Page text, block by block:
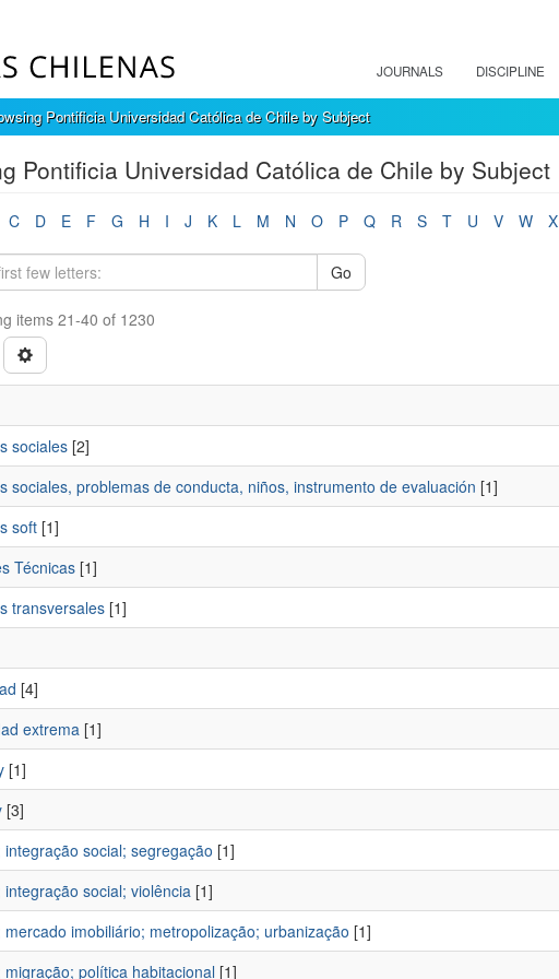
JOURNALS DISCIPLINE
Pontificia Universidad Católica de Chile by Subject
Pontificia Universidad Católica de Chile by Subject
C D E F G H I J K L M N O P Q R S T U V W X
Go
items 21-40 of 1230
sociales[2]
sociales, problemas de conducta, niños, instrumento de evaluación [1]
soft[1]
Técnicas[1]
transversales[1]
[4]
extrema[1]
[1]
[3]
integração social; segregação [1]
integração social; violência[1]
mercado imobiliário; metropolização; urbanização [1]
migração; política habitacional[1]